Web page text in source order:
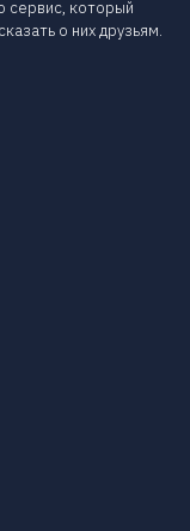
сервис, который
о них друзьям.